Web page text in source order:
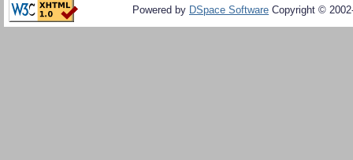
Powered by DSpace Software Copyright ©